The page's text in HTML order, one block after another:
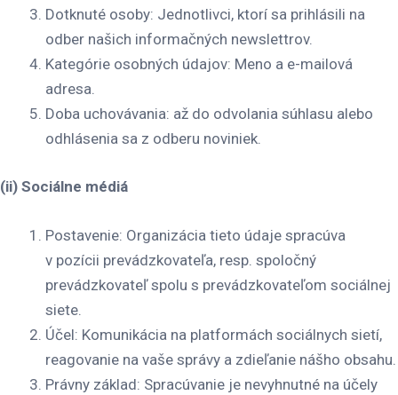
Dotknuté osoby: Jednotlivci, ktorí sa prihlásili na
odber našich informačných newslettrov.
Kategórie osobných údajov: Meno a e-mailová
adresa.
Doba uchovávania: až do odvolania súhlasu alebo
odhlásenia sa z odberu noviniek.
(ii) Sociálne médiá
Postavenie: Organizácia tieto údaje spracúva
v pozícii prevádzkovateľa, resp. spoločný
prevádzkovateľ spolu s prevádzkovateľom sociálnej
siete.
Účel: Komunikácia na platformách sociálnych sietí,
reagovanie na vaše správy a zdieľanie nášho obsahu.
Právny základ: Spracúvanie je nevyhnutné na účely